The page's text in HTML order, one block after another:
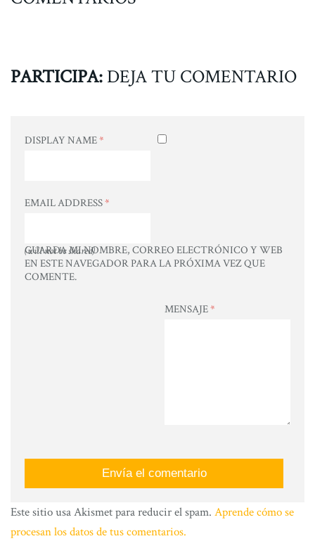
PARTICIPA: DEJA TU COMENTARIO
DISPLAY NAME*
EMAIL ADDRESS*
(will not be shared)
GUARDA MI NOMBRE, CORREO ELECTRÓNICO Y WEB
EN ESTE NAVEGADOR PARA LA PRÓXIMA VEZ QUE
COMENTE.
MENSAJE*
Este sitio usa Akismet para reducir el spam. Aprende cómo se
procesan los datos de tus comentarios.